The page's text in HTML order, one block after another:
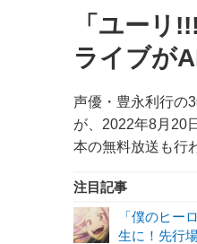
「ユーリ
ライブが
声優・豊永利行の
が、2022年8月20
本の無料放送も行
注目記事
「僕のヒー
生に！先行